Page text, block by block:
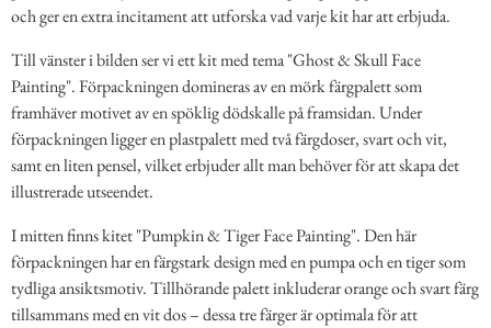
och ger en extra incitament att utforska vad varje kit har att erbjuda.
Till vänster i bilden ser vi ett kit med tema "Ghost & Skull Face
Painting". Förpackningen domineras av en mörk färgpalett som
framhäver motivet av en spöklig dödskalle på framsidan. Under
förpackningen ligger en plastpalett med två färgdoser, svart och vit,
samt en liten pensel, vilket erbjuder allt man behöver för att skapa det
illustrerade utseendet.
I mitten finns kitet "Pumpkin & Tiger Face Painting". Den här
förpackningen har en färgstark design med en pumpa och en tiger som
tydliga ansiktsmotiv. Tillhörande palett inkluderar orange och svart färg
tillsammans med en vit dos – dessa tre färger är optimala för att